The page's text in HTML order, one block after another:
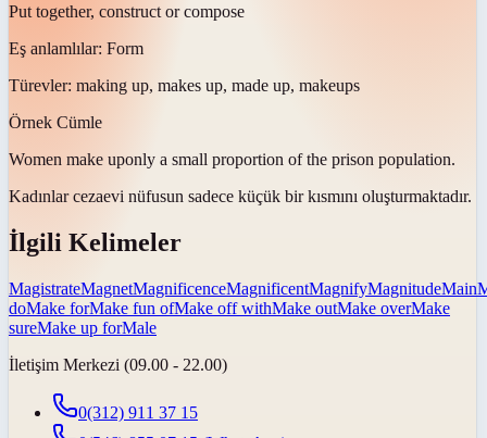
Put together, construct or compose
Eş anlamlılar: Form
Türevler: making up, makes up, made up, makeups
Örnek Cümle
Women make uponly a small proportion of the prison population.
Kadınlar cezaevi nüfusun sadece küçük bir kısmını oluşturmaktadır.
İlgili Kelimeler
MagistrateMagnetMagnificenceMagnificentMagnifyMagnitudeMain
doMake forMake fun ofMake off withMake outMake overMake
sureMake up forMale
İletişim Merkezi (09.00 - 22.00)
0(312) 911 37 15